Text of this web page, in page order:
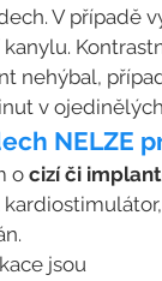
V případě
nehýbal,
v
NELZE
ocizí či
jsou